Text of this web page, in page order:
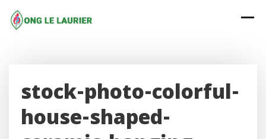
content
stock-photo-colorful-
house-shaped-